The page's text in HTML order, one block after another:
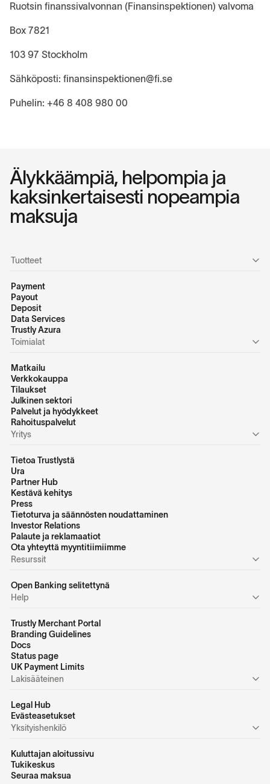
Ruotsin finanssivalvonnan (Finansinspektionen) valvoma
Box 7821
103 97 Stockholm
Sähköposti: finansinspektionen@fi.se
Puhelin: +46 8 408 980 00
Älykkäämpiä, helpompia ja
kaksinkertaisesti nopeampia
maksuja
Tuotteet
Payment
Payout
Deposit
Data Services
Trustly Azura
Toimialat
Matkailu
Verkkokauppa
Tilaukset
Julkinen sektori
Palvelut ja hyödykkeet
Rahoituspalvelut
Yritys
Tietoa Trustlystä
Ura
Partner Hub
Kestävä kehitys
Press
Tietoturva ja säännösten noudattaminen
Investor Relations
Palaute ja reklamaatiot
Ota yhteyttä myyntitiimiimme
Resurssit
Open Banking selitettynä
Help
Trustly Merchant Portal
Branding Guidelines
Docs
Status page
UK Payment Limits
Lakisääteinen
Legal Hub
Evästeasetukset
Yksityishenkilö
Kuluttajan aloitussivu
Tukikeskus
Seuraa maksua